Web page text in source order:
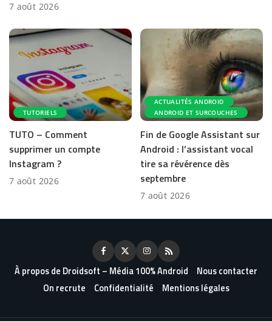
7 août 2026
TUTORIELS
TUTO – Comment
supprimer un compte
Instagram ?
7 août 2026
ACTUALITÉS ANDROID
ANDROID ET SURCOUCHES
Fin de Google Assistant sur
Android : l’assistant vocal
tire sa révérence dès
septembre
7 août 2026
À propos de Droidsoft – Média 100% Android
Nous contacter
On recrute
Confidentialité Mentions légales